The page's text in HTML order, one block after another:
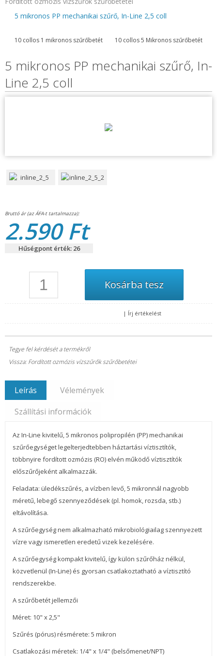
5 mikronos PP mechanikai szűrő, In-Line 2,5 coll
10 collos 1 mikronos szűrőbetét 10 collos 5 Mikronos szűrőbetét
5 mikronos PP mechanikai szűrő, In-
Line 2,5 coll
2.590 Ft
Hűségpont érték: 26
| Írj értékelést
Tegye fel kérdését a termékről
Vissza: Fordított ozmózis vízszűrők szűrőbetétei
Leírás
Vélemények
Szállítási információk
Az In-Line kivitelű, 5 mikronos polipropilén (PP) mechanikai
szűrőegységet legelterjedtebben háztartási víztisztítók,
többnyire fordított ozmózis (RO) elvén működő víztisztítók
előszűrőjeként alkalmazzák.
Feladata: üledékszűrés, a vízben levő, 5 mikronnál nagyobb
méretű, lebegő szennyeződések (pl. homok, rozsda, stb.)
eltávolítása.
A szűrőegység nem alkalmazható mikrobiológiailag szennyezett
vízre vagy ismeretlen eredetű vizek kezelésére.
A szűrőegység kompakt kivitelű, így külön szűrőház nélkül,
közvetlenül (In-Line) és gyorsan csatlakoztatható a víztisztító
rendszerekbe.
A szűrőbetét jellemzői
Méret: 10" x 2,5"
Szűrés (pórus) résmérete: 5 mikron
Csatlakozási méretek: 1/4" x 1/4" (belsőmenet/NPT)